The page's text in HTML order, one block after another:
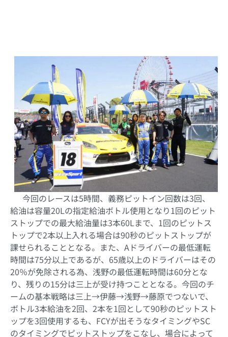
今回のレースは5時間、義務ピットイン回数は3回、
給油は容量20Lの指定給油ボトル使用となり1回のピット
ストップでの最大給油量は3本60Lまで、 1回のピットス
トップで2本以上入れる場合は90秒のピットストップが
課せられることとなる。また、 Aドライバーの最低運転
時間は75分以上であるが、 65歳以上のドライバーはその
20％が免除される為、浅野の最低運転時間は60分とな
り、残りの15分は三上が受け持つこととなる。今回のチ
ームの基本戦略は三上→伊藤→浅野→藤原でつないで、
ボトル3本給油を2回、 2本を1回として90秒のピットスト
ップを3回使用するも、 FCYが出そうなタイミングやSC
のタイミングでピットストップをこなし、場合によって